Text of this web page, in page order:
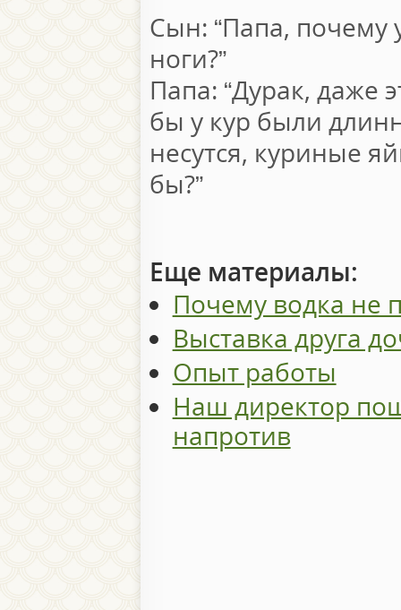
Сын: “Папа, почему
ноги?”
Папа: “Дурак, даже
бы у кур были
несутся, куриные
бы?”
Еще материалы:
Почему водка не
Выставка друга
Опыт работы
Наш директор
напротив